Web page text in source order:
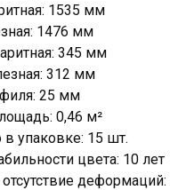
1535 мм
1476 мм
345 мм
312 мм
25 мм
0,46 м²
в упаковке: 15 шт.
цвета: 10 лет
отсутствие деформаций: